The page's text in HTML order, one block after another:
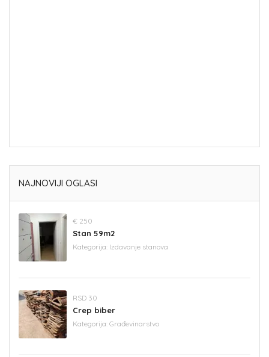
NAJNOVIJI OGLASI
€ 250
Stan 59m2
Kategorija: Izdavanje stanova
RSD 30
Crep biber
Kategorija: Građevinarstvo